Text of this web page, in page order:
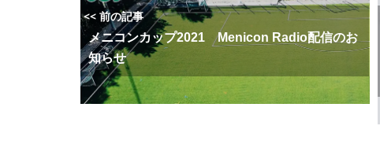
<< 前の記事
メニコンカップ2021 Menicon Radio配信のお
知らせ